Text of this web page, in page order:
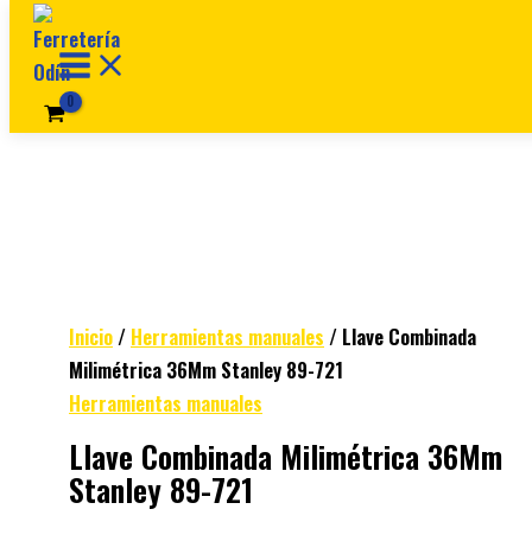
Ir al contenido
Inicio/ Herramientas manuales / Llave Combinada
Milimétrica 36Mm Stanley 89-721
Herramientas manuales
Llave Combinada Milimétrica 36Mm
Stanley 89-721